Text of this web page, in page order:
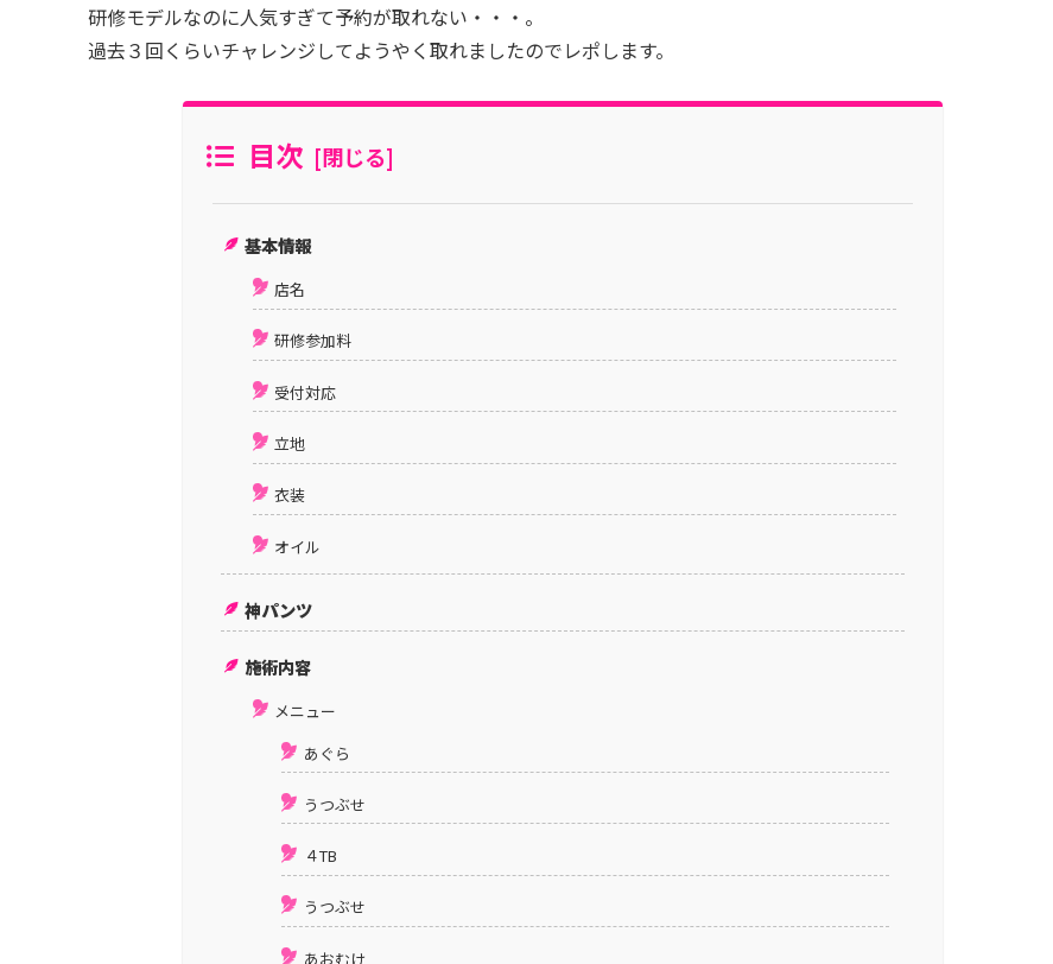
研修モデルなのに人気すぎて予約が取れない・・・。
過去３回くらいチャレンジしてようやく取れましたのでレポします。
目次
基本情報
店名
研修参加料
受付対応
立地
衣装
オイル
神パンツ
施術内容
メニュー
あぐら
うつぶせ
４TB
うつぶせ
あおむけ